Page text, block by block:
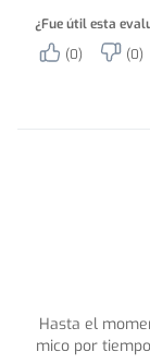
¿Fue útil esta
(0)
(0)
Hasta el
mico por